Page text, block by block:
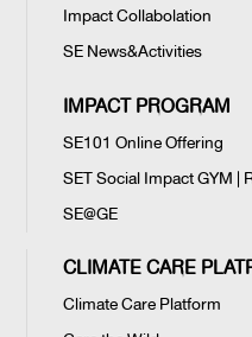
Impact Collabolation
SE News&Activities
IMPACT PROGRAM
SE101 Online Offering
SET Social Impact GYM |
SE@GE
CLIMATE CARE
Climate Care Platform